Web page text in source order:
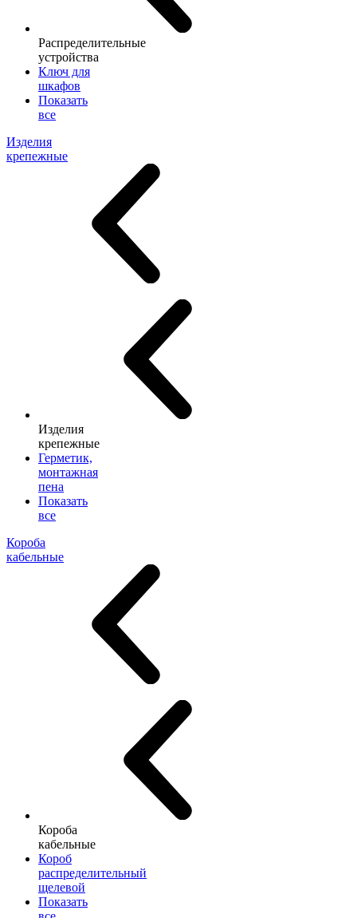
Распределительные
устройства
Ключ для
шкафов
Показать
все
Изделия
крепежные
Изделия
крепежные
Герметик,
монтажная
пена
Показать
все
Короба
кабельные
Короба
кабельные
Короб
распределительный
щелевой
Показать